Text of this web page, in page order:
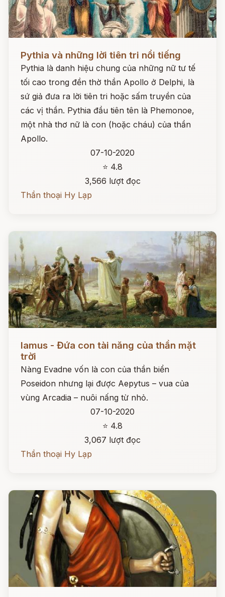
Pythia và những lời tiên tri nổi tiếng
Pythia là danh hiệu chung của những nữ tư tế
tối cao trong đền thờ thần Apollo ở Delphi, là
sứ giả đưa ra lời tiên tri hoặc sấm truyền của
các vị thần. Pythia đầu tiên tên là Phemonoe,
một nhà thơ nữ là con (hoặc cháu) của thần
Apollo.
07-10-2020
⭐ 4.8
3,566 lượt đọc
Thần thoại Hy Lạp
Iamus - Đứa con tài năng của thần mặt
trời
Nàng Evadne vốn là con của thần biển
Poseidon nhưng lại được Aepytus – vua của
vùng Arcadia – nuôi nấng từ nhỏ.
07-10-2020
⭐ 4.8
3,067 lượt đọc
Thần thoại Hy Lạp